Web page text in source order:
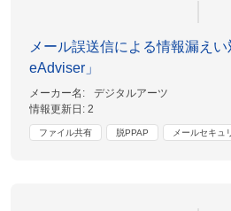
メール誤送信による情報漏え
eAdviser」
メーカー名:
デジタルアーツ
情報更新日:2
ファイル共有 脱PPAP メールセキュ